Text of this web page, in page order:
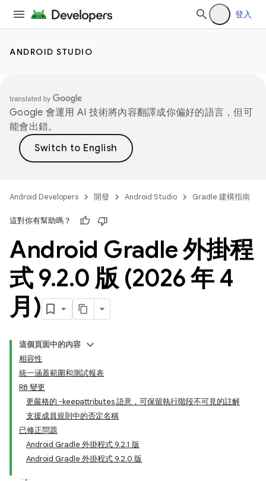
登入
ANDROID STUDIO
Google 會運用 AI 技術將內容翻譯成你偏好的語言，但可
能會出錯。
Android Developers 開發 Android Studio Gradle 建構指南
這對你有幫助嗎？
Android Gradle 外掛程
式 9.2.0 版 (2026 年 4
月)
這個頁面中的內容
相容性
統一涵蓋範圍和測試報表
R8 變更
更嚴格的 -keepattributes 語意，可保留執行階段不可見的註解
支援成員規則中的否定名稱
已修正問題
Android Gradle 外掛程式 9.2.1 版
Android Gradle 外掛程式 9.2.0 版